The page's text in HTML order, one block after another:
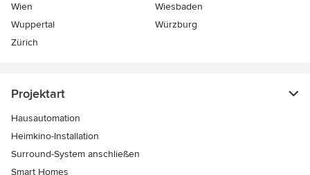
Wien
Wiesbaden
Wuppertal
Würzburg
Zürich
Projektart
Hausautomation
Heimkino-Installation
Surround-System anschließen
Smart Homes